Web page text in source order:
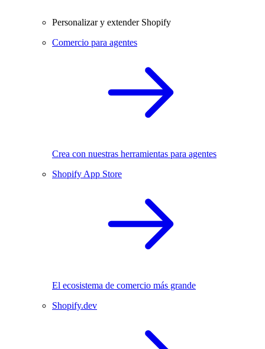
Personalizar y extender Shopify
Comercio para agentes
Crea con nuestras herramientas para agentes
Shopify App Store
El ecosistema de comercio más grande
Shopify.dev